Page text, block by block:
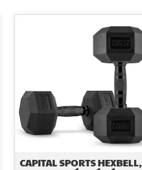
CAPITAL SPORTS HEXBELL,